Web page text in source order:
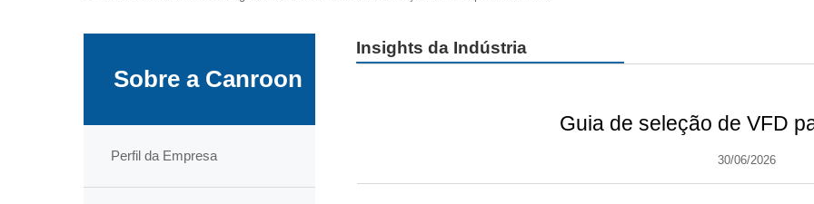
Sobre a Canroon
Perfil da Empresa
Insights da Indústria
Guia de seleção de VFD
30/06/2026